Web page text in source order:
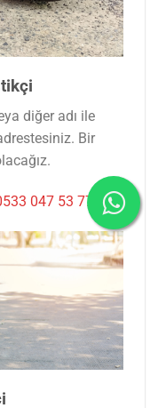
diğer adı ile
Bir
047 53 77